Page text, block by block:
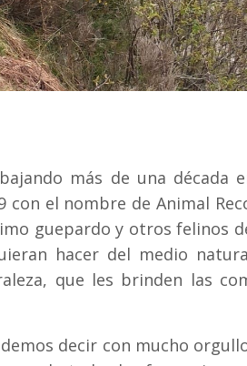
más de una década
el nombre de Animal
guepardo y otros felinos
hacer del medio
que les brinden las
decir con mucho